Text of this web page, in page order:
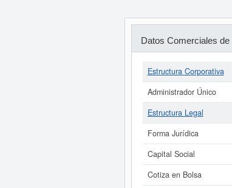
Datos Comerciales de
Estructura Corporativa
Administrador Único
Estructura Legal
Forma Jurídica
Capital Social
Cotiza en Bolsa